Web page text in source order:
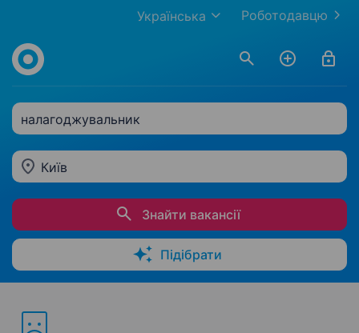
Роботодавцю
Українська
налагоджувальник
Київ
Знайти вакансії
Підібрати